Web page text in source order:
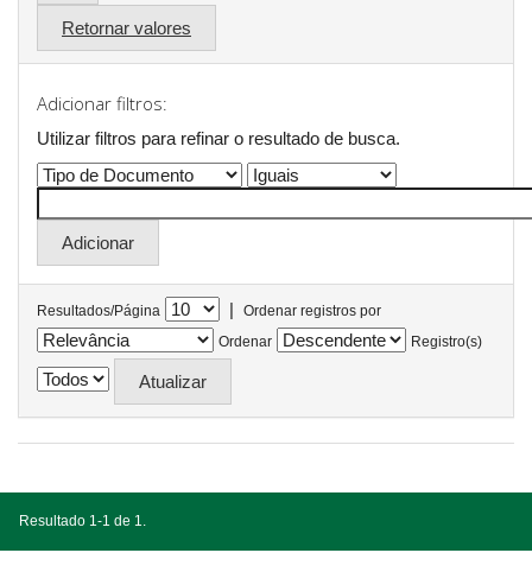
Retornar valores
Adicionar filtros:
Utilizar filtros para refinar o resultado de busca.
Resultados/Página |
Ordenar registros por
Ordenar
Registro(s)
Resultado 1-1 de 1.